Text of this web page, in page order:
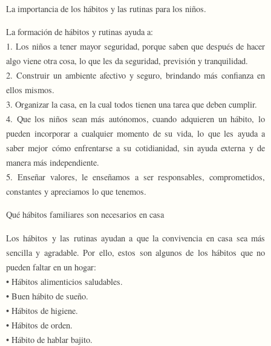
La importancia de los hábitos y las rutinas para los niños.
La formación de hábitos y rutinas ayuda a:
1. Los niños a tener mayor seguridad, porque saben que después de hacer
algo viene otra cosa, lo que les da seguridad, previsión y tranquilidad.
2. Construir un ambiente afectivo y seguro, brindando más confianza en
ellos mismos.
3. Organizar la casa, en la cual todos tienen una tarea que deben cumplir.
4. Que los niños sean más autónomos, cuando adquieren un hábito, lo
pueden incorporar a cualquier momento de su vida, lo que les ayuda a
saber mejor cómo enfrentarse a su cotidianidad, sin ayuda externa y de
manera más independiente.
5. Enseñar valores, le enseñamos a ser responsables, comprometidos,
constantes y apreciamos lo que tenemos.
Qué hábitos familiares son necesarios en casa
Los hábitos y las rutinas ayudan a que la convivencia en casa sea más
sencilla y agradable. Por ello, estos son algunos de los hábitos que no
pueden faltar en un hogar:
• Hábitos alimenticios saludables.
• Buen hábito de sueño.
• Hábitos de higiene.
• Hábitos de orden.
• Hábito de hablar bajito.